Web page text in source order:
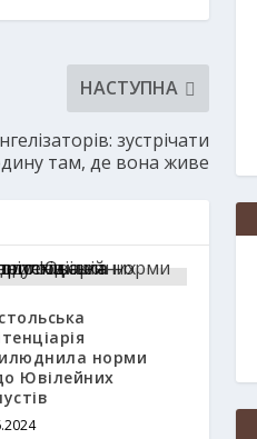
НАСТУПНА
зустрічати
там, де вона живе
норми
Ювілейних